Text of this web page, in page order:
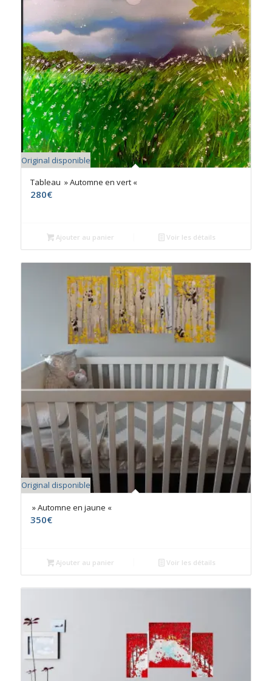
Original disponible
Tableau » Automne en vert «
280€
Ajouter au panier Voir les détails
Original disponible
» Automne en jaune «
350€
Ajouter au panier Voir les détails